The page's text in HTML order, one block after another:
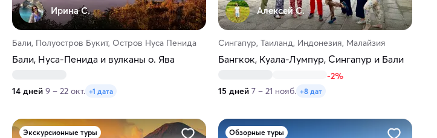
Ирина С.
Бали, Полуостров Букит, Остров Нуса Пенида
Бали, Нуса-Пенида и вулканы о. Ява
14 дней 9 – 22 окт. +1 дата
Алексей С.
Сингапур, Таиланд, Индонезия, Малайзия
Бангкок, Куала-Лумпур, Сингапур и Бали
-2%
15 дней 7 – 21 нояб. +8 дат
Экскурсионные туры Обзорные туры